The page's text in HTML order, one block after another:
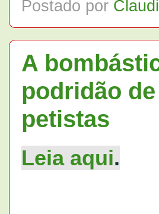
Postado por
A
podridão
petistas
Leia aqui.